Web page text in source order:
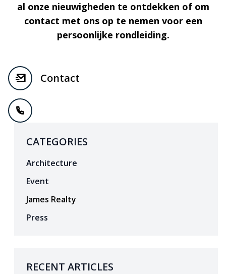
al onze nieuwigheden te ontdekken of om
contact met ons op te nemen voor een
persoonlijke rondleiding.
Contact
CATEGORIES
Architecture
Event
James Realty
Press
RECENT ARTICLES